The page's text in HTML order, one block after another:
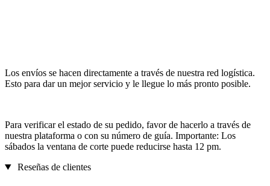
Los envíos se hacen directamente a través de nuestra red logística.
Esto para dar un mejor servicio y le llegue lo más pronto posible.
Para verificar el estado de su pedido, favor de hacerlo a través de
nuestra plataforma o con su número de guía. Importante: Los
sábados la ventana de corte puede reducirse hasta 12 pm.
Reseñas de clientes